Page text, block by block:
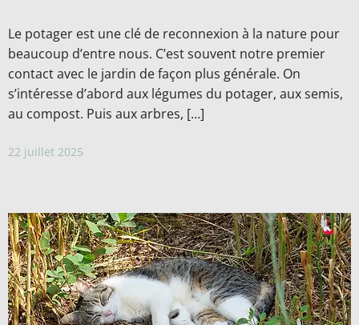
Le potager est une clé de reconnexion à la nature pour
beaucoup d’entre nous. C’est souvent notre premier
contact avec le jardin de façon plus générale. On
s’intéresse d’abord aux légumes du potager, aux semis,
au compost. Puis aux arbres, […]
22 juillet 2025